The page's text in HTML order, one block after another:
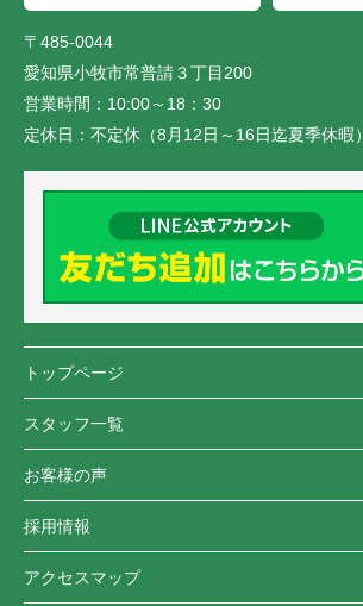
〒485-0044
愛知県小牧市常普請３丁目200
営業時間： 10:00～18：30
定休日： 不定休（8月12日～16日迄夏季休暇）
トップページ
スタッフ一覧
お客様の声
採用情報
アクセスマップ